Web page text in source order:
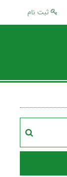
ثبت نام